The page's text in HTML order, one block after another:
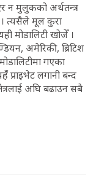
न मुलुकको अर्थतन्त्र
। त्यसैले मूल कुरा
मोडालिटी खोजेँ ।
अमेरिकी, ब्रिटिश
गएका
लगानी बन्द
अघि बढाउन सबै